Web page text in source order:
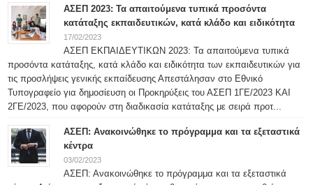
ΑΣΕΠ 2023: Τα απαιτούμενα τυπικά προσόντα
κατάταξης εκπαιδευτικών, κατά κλάδο και ειδικότητα
17/02/2023
ΑΣΕΠ ΕΚΠΑΙΔΕΥΤΙΚΩΝ 2023: Τα απαιτούμενα τυπικά
προσόντα κατάταξης, κατά κλάδο και ειδικότητα των εκπαιδευτικών για
τις προσλήψεις γενικής εκπαίδευσης Απεστάλησαν στο Εθνικό
Τυπογραφείο για δημοσίευση οι Προκηρύξεις του ΑΣΕΠ 1ΓΕ/2023 ΚΑΙ
2ΓΕ/2023, που αφορούν στη διαδικασία κατάταξης με σειρά προτ...
ΑΣΕΠ: Ανακοινώθηκε το πρόγραμμα και τα εξεταστικά
κέντρα
03/02/2023
ΑΣΕΠ: Ανακοινώθηκε το πρόγραμμα και τα εξεταστικά